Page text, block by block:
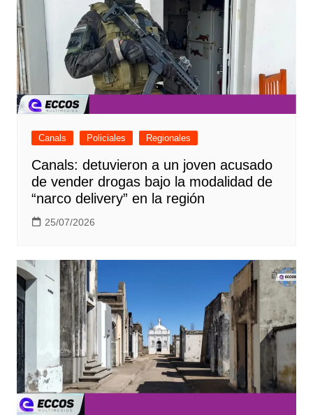
Canals Policiales Regionales
Canals: detuvieron a un joven acusado
de vender drogas bajo la modalidad de
“narco delivery” en la región
25/07/2026